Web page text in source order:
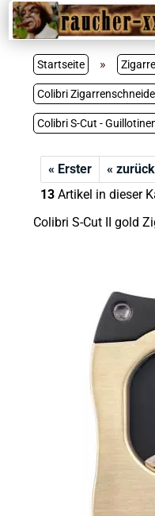
Startseite »
Colibri
Colibri S-Cut -
« Erster « zurück
13Artikel in dieser
Colibri S-Cut II gold